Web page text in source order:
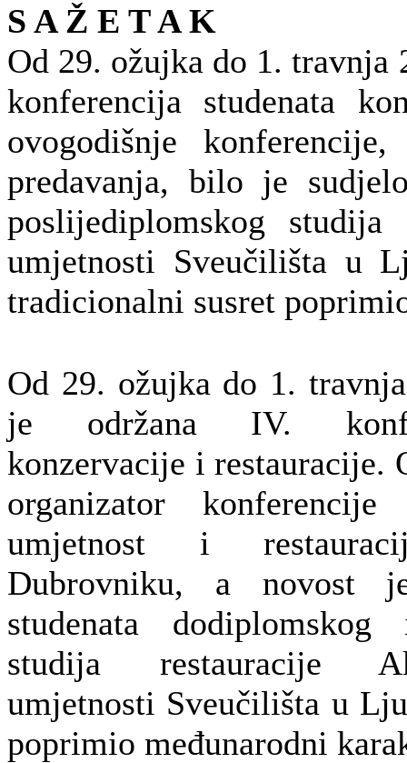
S A Ž E T A K
Od 29. ožujka do 1. travnja
konferencija studenata
ovogodišnje
predavanja, bilo je
poslijediplomskog
umjetnosti Sveučilišta u
tradicionalni susret
Od 29. ožujka do 1.
je održana IV.
konzervacije i restauracije.
organizator
umjetnost i
Dubrovniku, a novost
studenata
studija restauracije
umjetnosti Sveučilišta u
poprimio međunarodni